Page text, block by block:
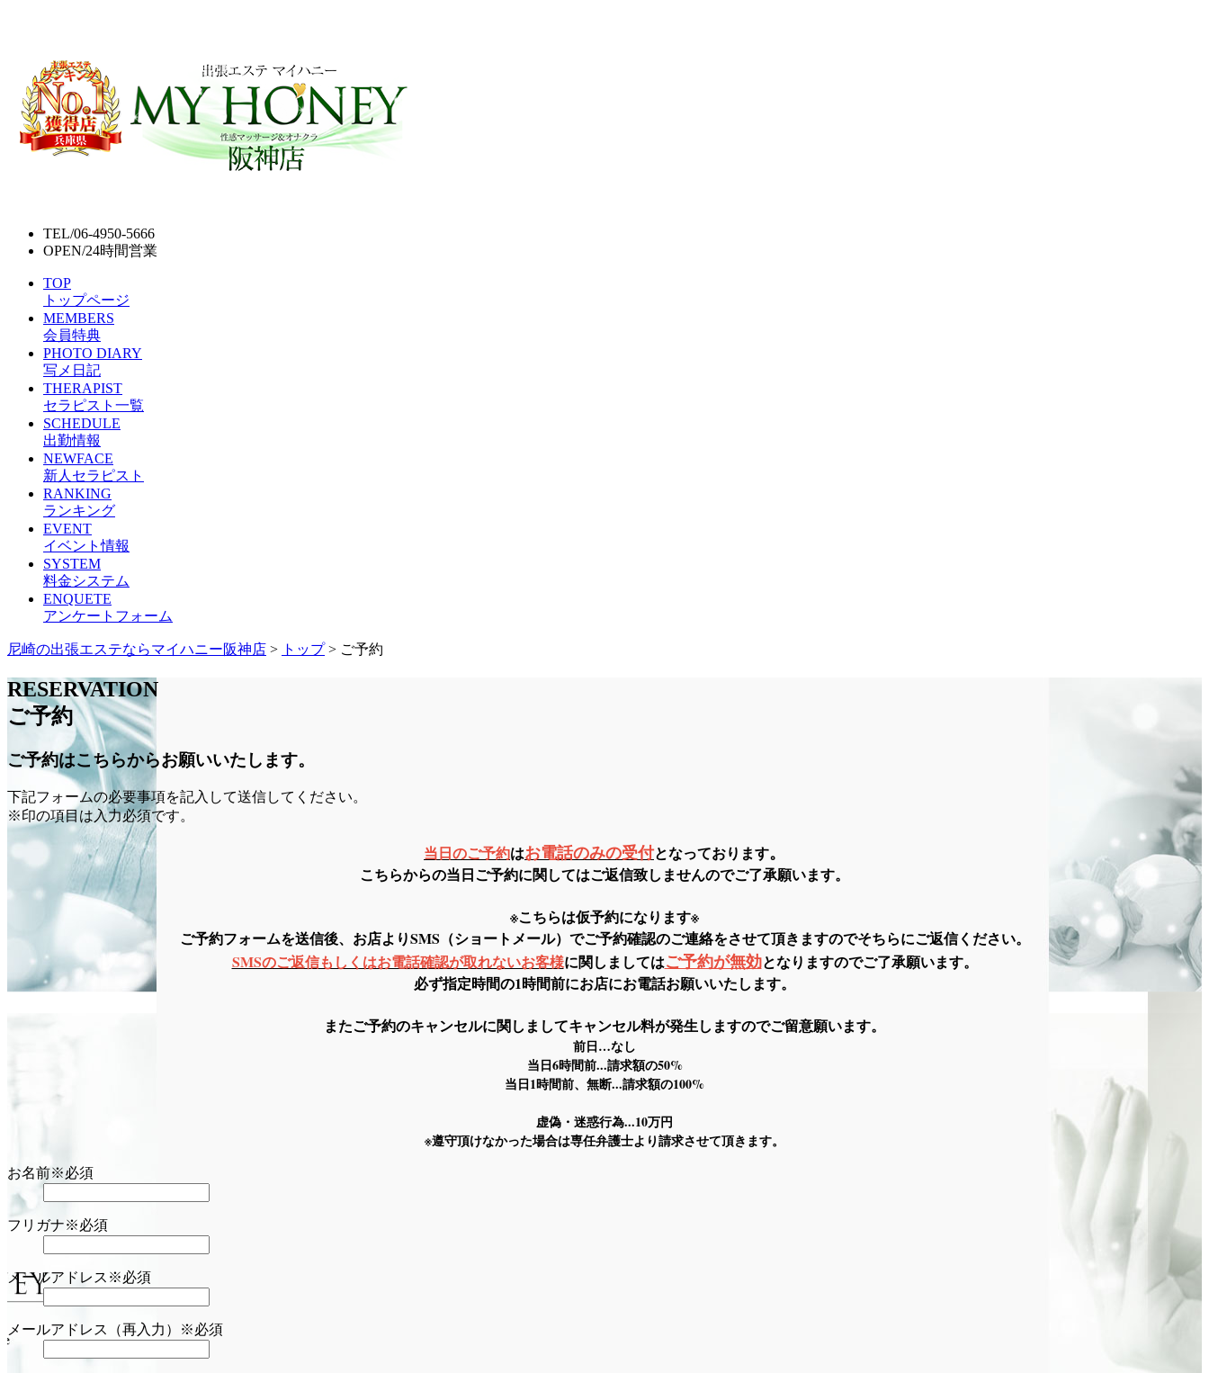
TEL/06-4950-5666
OPEN/24時間営業
TOP
トップページ
MEMBERS
会員特典
PHOTO DIARY
写メ日記
THERAPIST
セラピスト一覧
SCHEDULE
出勤情報
NEWFACE
新人セラピスト
RANKING
ランキング
EVENT
イベント情報
SYSTEM
料金システム
ENQUETE
アンケートフォーム
尼崎の出張エステならマイハニー阪神店 > トップ> ご予約
RESERVATION
ご予約
ご予約はこちらからお願いいたします。
下記フォームの必要事項を記入して送信してください。
※印の項目は入力必須です。
当日のご予約はお電話のみの受付となっております。
こちらからの当日ご予約に関してはご返信致しませんのでご了承願います。
※こちらは仮予約になります※
ご予約フォームを送信後、お店よりSMS（ショートメール）でご予約確認のご連絡をさせて頂きますのでそちらにご返信ください。
SMSのご返信もしくはお電話確認が取れないお客様に関しましてはご予約が無効となりますのでご了承願います。
必ず指定時間の1時間前にお店にお電話お願いいたします。
またご予約のキャンセルに関しましてキャンセル料が発生しますのでご留意願います。
前日…なし
当日6時間前...請求額の50%
当日1時間前、無断...請求額の100%
虚偽・迷惑行為...10万円
※遵守頂けなかった場合は専任弁護士より請求させて頂きます。
お名前※必須
フリガナ※必須
メールアドレス ※必須
メールアドレス（再入力） ※必須